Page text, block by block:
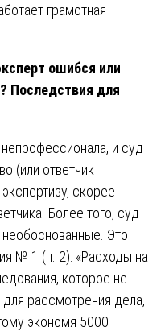
грамотная
ошибся или
Последствия для
и суд
(или ответчик
скорее
Более того, суд
Это
№ 1 (п. 2): «Расходы на
которое не
рассмотрения дела,
экономя 5000